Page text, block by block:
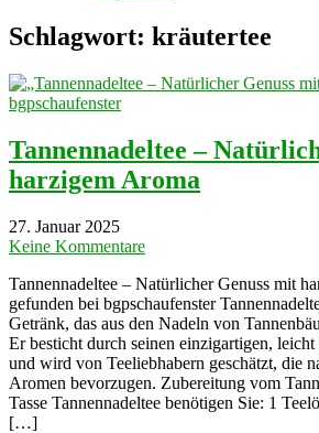
Schlagwort: kräutertee
Tannennadeltee –
harzigem Aroma
27. Januar 2025
Keine Kommentare
Tannennadeltee – Natürlicher Genuss mit
gefunden bei bgpschaufenster
Getränk, das aus den Nadeln von
Er besticht durch seinen einzigartigen,
und wird von Teeliebhabern geschätzt, die
Aromen bevorzugen. Zubereitung vom
Tasse Tannennadeltee benötigen Sie: 1
[…]